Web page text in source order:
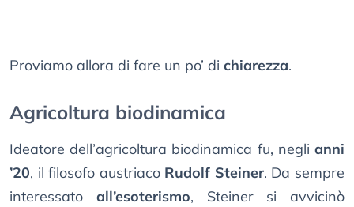
Proviamo allora di fare un po’ di chiarezza.
Agricoltura biodinamica
Ideatore dell’agricoltura biodinamica fu, negli anni
’20, il filosofo austriaco Rudolf Steiner. Da sempre
interessato all’esoterismo, Steiner si avvicinò